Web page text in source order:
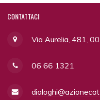
CONTATTACI
Via Aurelia, 481,
06 66 1321